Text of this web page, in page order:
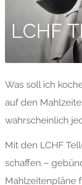
Was soll ich
auf den
wahrscheinlich
Mit den LCHF
schaffen –
Mahlzeitenpläne